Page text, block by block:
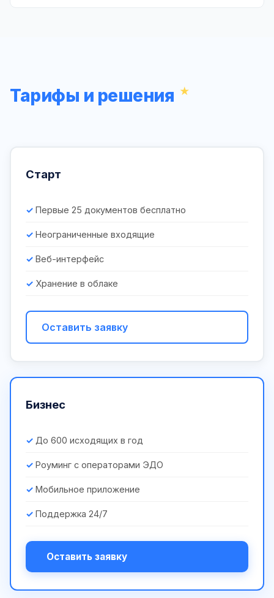
Тарифы и решения
Старт
Первые 25 документов бесплатно
Неограниченные входящие
Веб-интерфейс
Хранение в облаке
Оставить заявку
Бизнес
До 600 исходящих в год
Роуминг с операторами ЭДО
Мобильное приложение
Поддержка 24/7
Оставить заявку